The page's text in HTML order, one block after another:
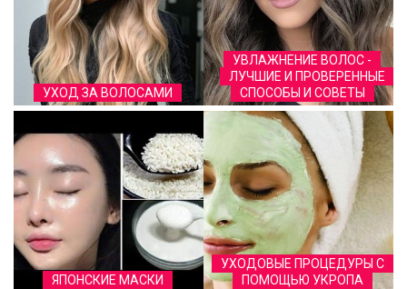
УХОД ЗА ВОЛОСАМИ
УВЛАЖНЕНИЕ ВОЛОС -
ЛУЧШИЕ И ПРОВЕРЕННЫЕ
СПОСОБЫ И СОВЕТЫ
ЯПОНСКИЕ МАСКИ
УХОДОВЫЕ ПРОЦЕДУРЫ С
ПОМОЩЬЮ УКРОПА